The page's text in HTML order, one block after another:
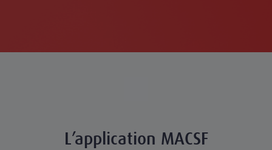
L’application MACSF